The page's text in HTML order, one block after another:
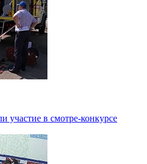
участие в смотре-конкурсе